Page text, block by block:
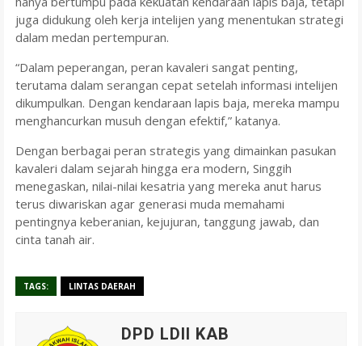
juga didukung oleh kerja intelijen yang menentukan strategi
dalam medan pertempuran.
“Dalam peperangan, peran kavaleri sangat penting,
terutama dalam serangan cepat setelah informasi intelijen
dikumpulkan. Dengan kendaraan lapis baja, mereka mampu
menghancurkan musuh dengan efektif,” katanya.
Dengan berbagai peran strategis yang dimainkan pasukan
kavaleri dalam sejarah hingga era modern, Singgih
menegaskan, nilai-nilai kesatria yang mereka anut harus
terus diwariskan agar generasi muda memahami
pentingnya keberanian, kejujuran, tanggung jawab, dan
cinta tanah air.
TAGS: LINTAS DAERAH
DPD LDII KAB